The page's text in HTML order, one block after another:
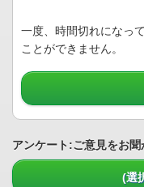
一度、時間切れになっ
ことができません。
アンケート:ご意見をお
(選